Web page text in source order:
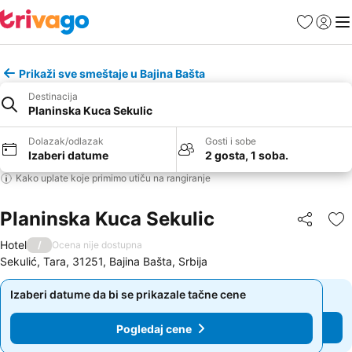
FavoritiPrijavi
Prikaži sve smeštaje u Bajina Bašta
Destinacija
Planinska Kuca Sekulic
Dolazak/odlazak
Izaberi datume
Gosti i sobe
2 gosta, 1 soba.
Kako uplate koje primimo utiču na rangiranje
Planinska Kuca Sekulic Deli
Hotel / Ocena nije dostupna
Sekulić, Tara, 31251, Bajina Bašta, Srbija
Izaberi datume da bi se prikazale tačne cene
Pogledaj cene
Izaberi datume da bi se prikazale tačne cene
Pogledaj cene